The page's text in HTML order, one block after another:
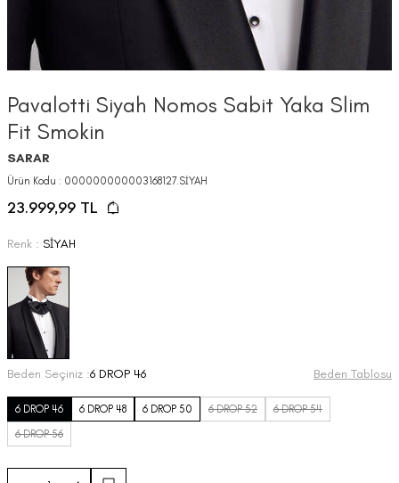
Pavalotti Siyah Nomos Sabit Yaka Slim
Fit Smokin
SARAR
Ürün Kodu : 000000000003168127.SİYAH
23.999,99 TL
Renk : SİYAH
Beden Seçiniz :6 DROP 46 Beden Tablosu
6 DROP 46 6 DROP 48 6 DROP 50 6 DROP 52
6 DROP 54
6 DROP 56